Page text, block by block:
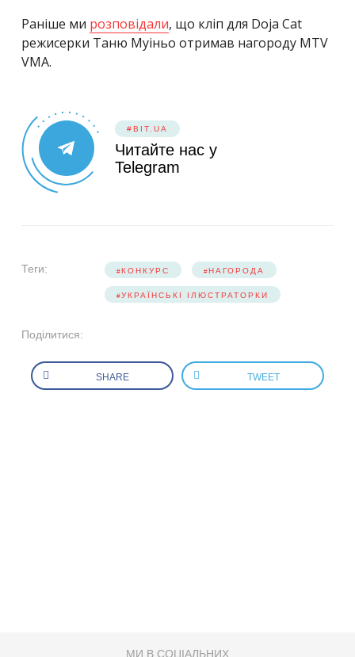
Раніше ми розповідали, що кліп для Doja Cat
режисерки Таню Муіньо отримав нагороду MTV
VMA.
#BIT.UA
Читайте нас у
Telegram
Теги: КОНКУРС НАГОРОДА
УКРАЇНСЬКІ ІЛЮСТРАТОРКИ
Поділитися:
SHARE TWEET
МИ В СОЦІАЛЬНИХ